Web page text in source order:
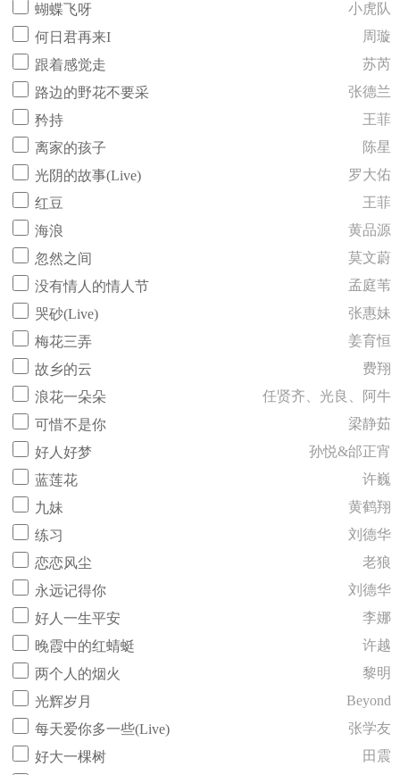
蝴蝶飞呀
小虎队
何日君再来I
周璇
跟着感觉走
苏芮
路边的野花不要采
张德兰
矜持
王菲
离家的孩子
陈星
光阴的故事(Live)
罗大佑
红豆
王菲
海浪
黄品源
忽然之间
莫文蔚
没有情人的情人节
孟庭苇
哭砂(Live)
张惠妹
梅花三弄
姜育恒
故乡的云
费翔
浪花一朵朵
任贤齐、光良、阿牛
可惜不是你
梁静茹
好人好梦
孙悦&邰正宵
蓝莲花
许巍
九妹
黄鹤翔
练习
刘德华
恋恋风尘
老狼
永远记得你
刘德华
好人一生平安
李娜
晚霞中的红蜻蜓
许越
两个人的烟火
黎明
光辉岁月
Beyond
每天爱你多一些(Live)
张学友
好大一棵树
田震